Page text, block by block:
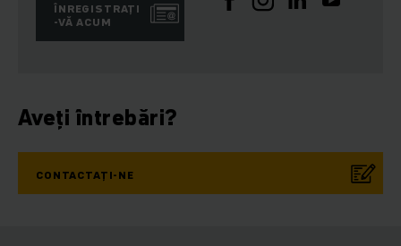
ÎNREGISTRAȚI
-VĂ ACUM
Aveți întrebări?
CONTACTAȚI-NE